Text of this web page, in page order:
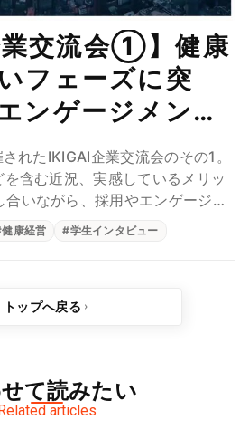
業交流会①】健康
フェーズに突
ンゲージメント
かす時が来た
れたIKIGAI企業交流会のその1。
含む近況、実感しているメリッ
合いながら、採用やエンゲージメ
営をいかに企業経...
健康経営 #学生インタビュー
トップへ戻る
て読みたい
articles